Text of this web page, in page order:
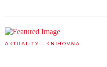
AKTUALITY · KNIHOVNA